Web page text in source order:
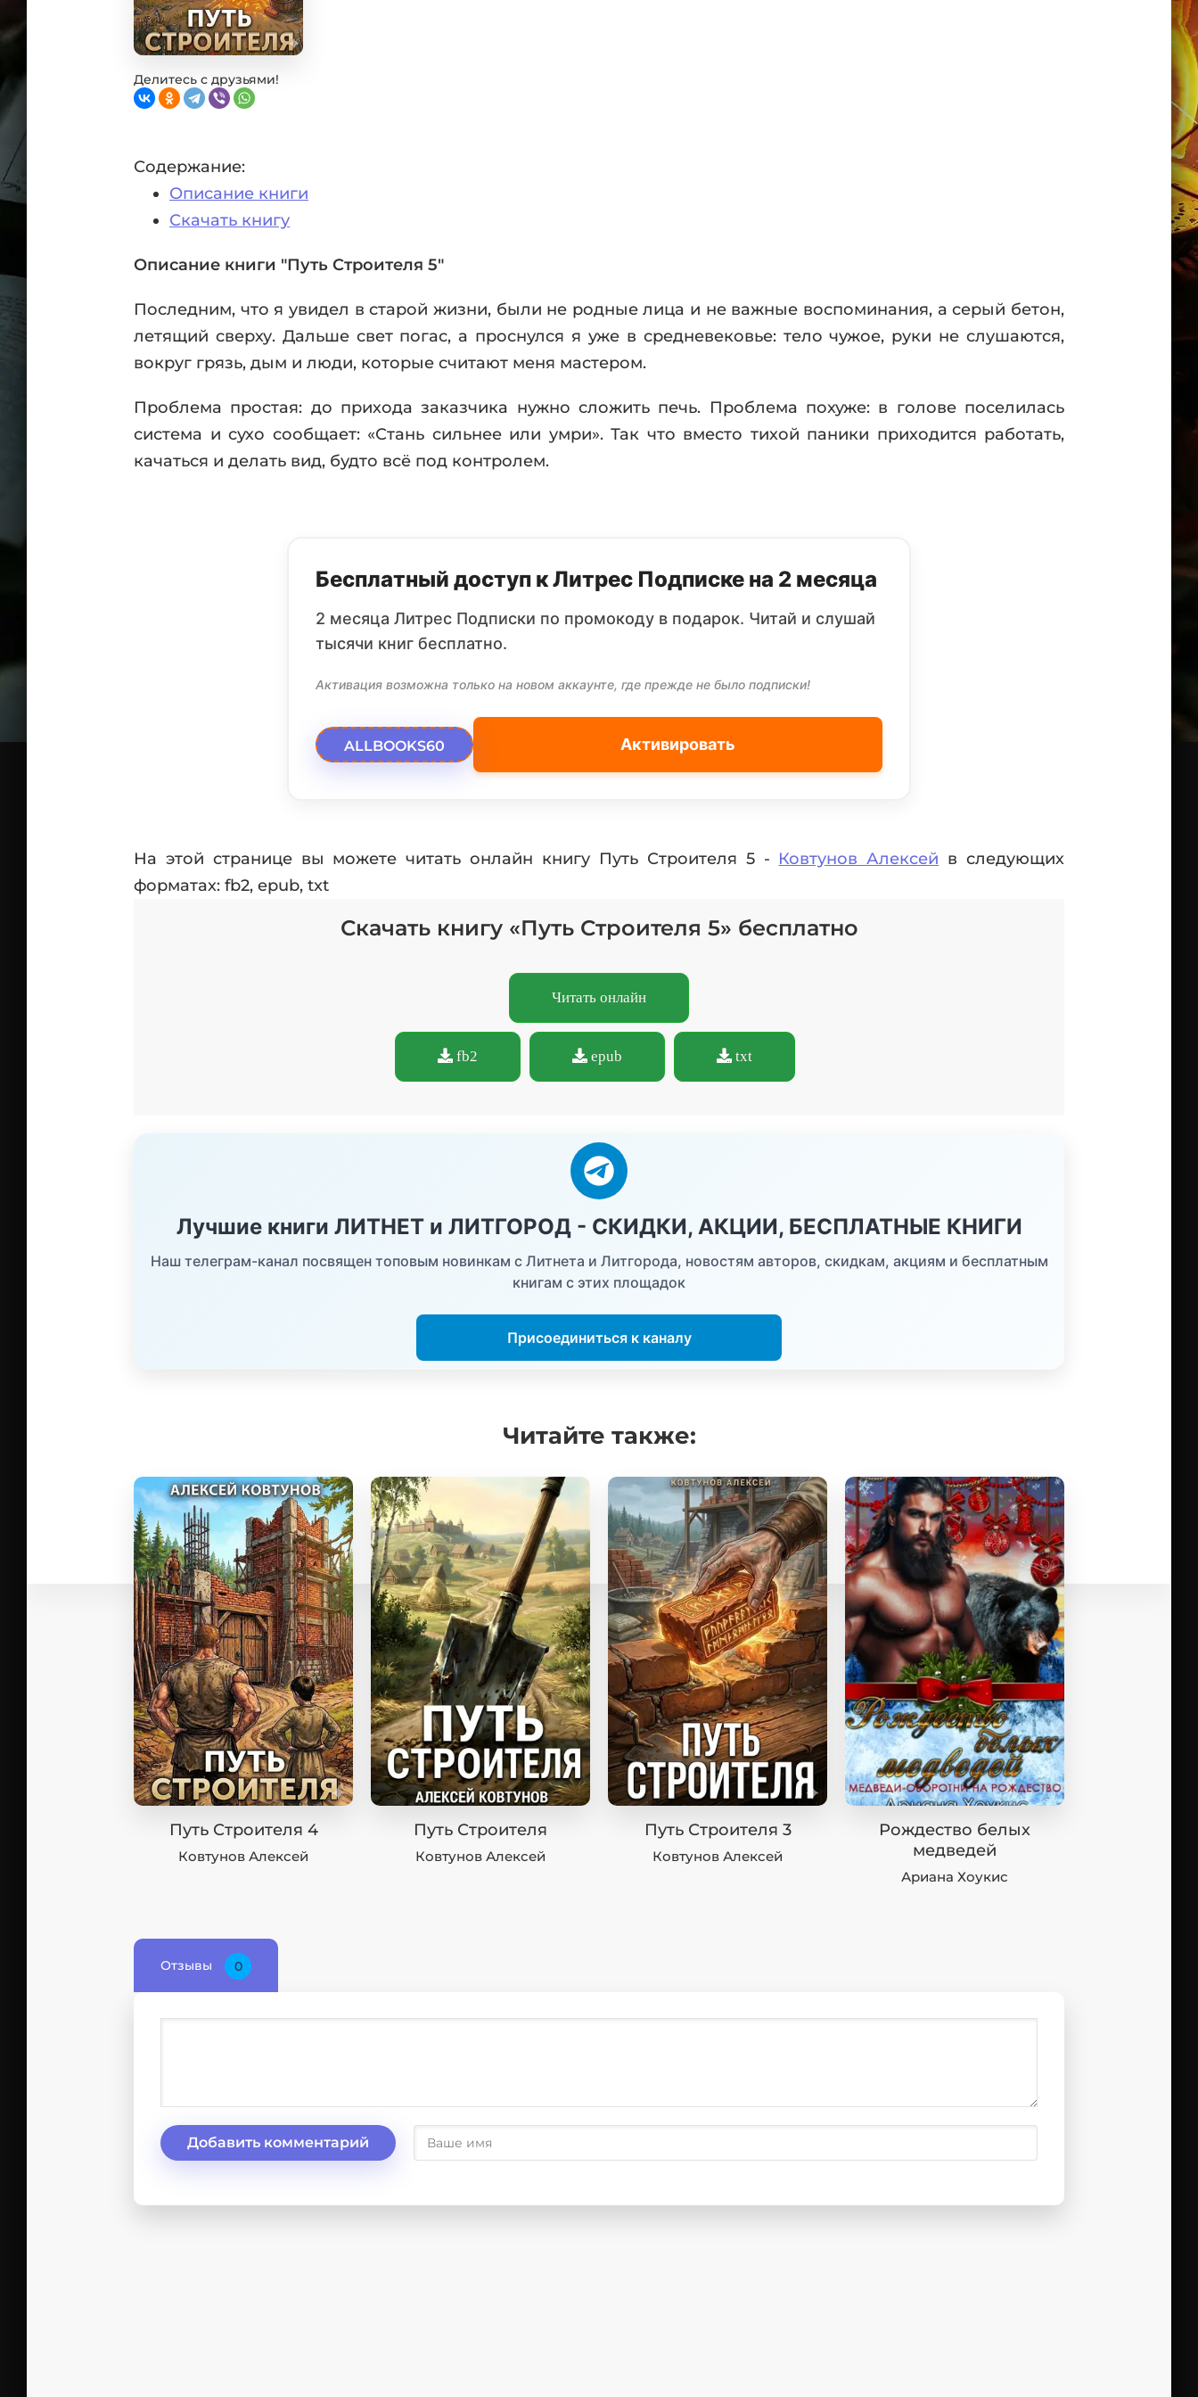
Делитесь с друзьями!
Содержание:
Описание книги
Скачать книгу
Описание книги "Путь Строителя 5"
Последним, что я увидел в старой жизни, были не родные лица и не важные воспоминания, а серый бетон,
летящий сверху. Дальше свет погас, а проснулся я уже в средневековье: тело чужое, руки не слушаются,
вокруг грязь, дым и люди, которые считают меня мастером.
Проблема простая: до прихода заказчика нужно сложить печь. Проблема похуже: в голове поселилась
система и сухо сообщает: «Стань сильнее или умри». Так что вместо тихой паники приходится работать,
качаться и делать вид, будто всё под контролем.
Бесплатный доступ к Литрес Подписке на 2 месяца
2 месяца Литрес Подписки по промокоду в подарок. Читай и слушай
тысячи книг бесплатно.
Активация возможна только на новом аккаунте, где прежде не было подписки!
ALLBOOKS60 Активировать
На этой странице вы можете читать онлайн книгу Путь Строителя 5 - Ковтунов Алексей в следующих
форматах: fb2, epub, txt
Скачать книгу «Путь Строителя 5» бесплатно
Читать онлайн
fb2 epub txt
Лучшие книги ЛИТНЕТ и ЛИТГОРОД - СКИДКИ, АКЦИИ, БЕСПЛАТНЫЕ КНИГИ
Наш телеграм-канал посвящен топовым новинкам с Литнета и Литгорода, новостям авторов, скидкам, акциям и бесплатным
книгам с этих площадок
Присоединиться к каналу
Читайте также:
Путь Строителя 4
Ковтунов Алексей
Путь Строителя
Ковтунов Алексей
Путь Строителя 3
Ковтунов Алексей
Рождество белых
медведей
Ариана Хоукис
Отзывы 0
Добавить комментарий